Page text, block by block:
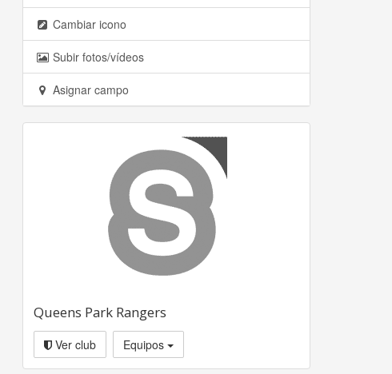
Cambiar icono
Subir fotos/vídeos
Asignar campo
Queens Park Rangers
Ver club Equipos